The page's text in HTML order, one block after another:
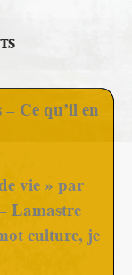
Ce qu’il en
vie » par
Lamastre
culture, je